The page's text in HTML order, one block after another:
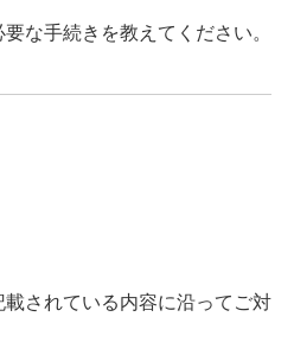
な手続きを教えてください。
されている内容に沿ってご対